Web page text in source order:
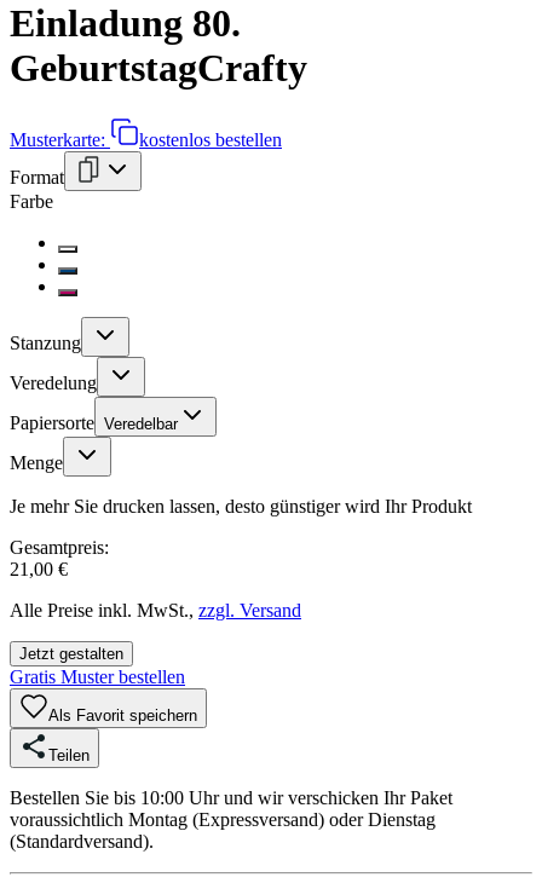
Einladung 80.
GeburtstagCrafty
Musterkarte:
kostenlos bestellen
Format
Farbe
Stanzung
Veredelung
Papiersorte Veredelbar
Menge
Je mehr Sie drucken lassen, desto günstiger wird Ihr Produkt
Gesamtpreis:
21,00 €
Alle Preise inkl. MwSt., zzgl. Versand
Jetzt gestalten
Gratis Muster bestellen
Als Favorit speichern
Teilen
Bestellen Sie bis 10:00 Uhr und wir verschicken Ihr Paket
voraussichtlich Montag (Expressversand) oder Dienstag
(Standardversand).